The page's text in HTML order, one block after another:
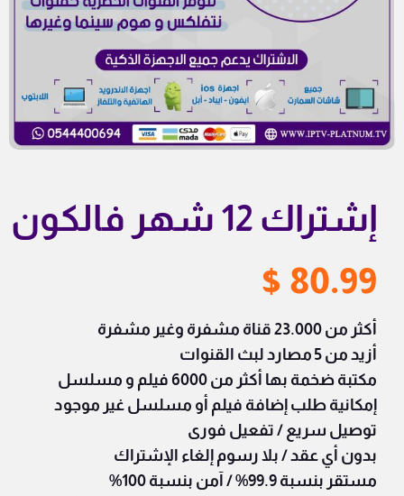
إشتراك 12 شهر فالكون
$ 80.99
أكثر من 23.000 قناة مشفرة وغير مشفرة
أزيد من 5 مصارد لبث القنوات
مكتبة ضخمة بها أكثر من 6000 فيلم و مسلسل
إمكانية طلب إضافة فيلم أو مسلسل غير موجود
توصيل سريع / تفعيل فورى
بدون أي عقد / بلا رسوم إلغاء الإشتراك
مستقر بنسبة 99.9% /
آمن بنسبة 100%